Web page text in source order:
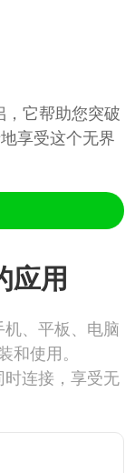
它帮助您突破
享受这个无界
应用
、平板、电脑
使用。
连接，享受无